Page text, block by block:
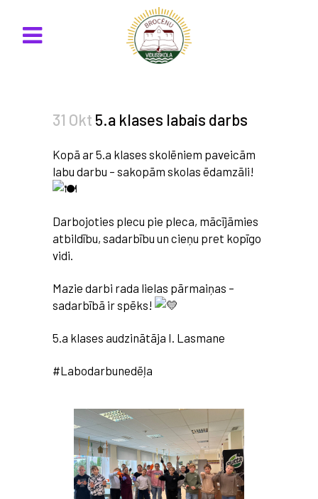
31 Okt 5.a klases labais darbs
Kopā ar 5.a klases skolēniem paveicām
labu darbu – sakopām skolas ēdamzāli!
Darbojoties plecu pie pleca, mācījāmies
atbildību, sadarbību un cieņu pret kopīgo
vidi.
Mazie darbi rada lielas pārmaiņas –
sadarbībā ir spēks!
5.a klases audzinātāja I. Lasmane
#Labodarbunedēļa